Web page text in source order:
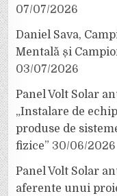
07/07/2026
Daniel Sava,
Mentală și
03/07/2026
Panel Volt Solar
„Instalare de
produse de
fizice” 30/06/2026
Panel Volt Solar
aferente unui